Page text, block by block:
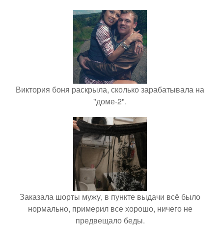
Виктория боня раскрыла, сколько зарабатывала на
"доме-2".
Заказала шорты мужу, в пункте выдачи всё было
нормально, примерил все хорошо, ничего не
предвещало беды.